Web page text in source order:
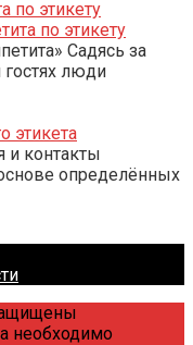
по этикету
Садясь за
люди
этикета
и контакты
определённых
необходимо